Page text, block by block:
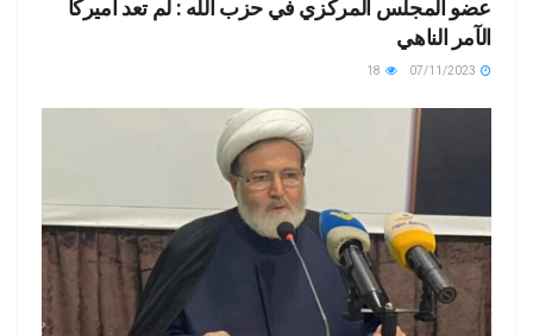
عضو المجلس المركزي في حزب الله : لم تعد أميركا
الآمر الناهي